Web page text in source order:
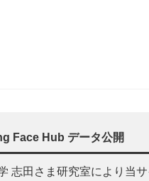
Face Hub データ公開
志田さま研究室により当